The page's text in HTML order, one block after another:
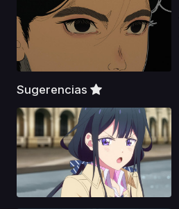
Sugerencias